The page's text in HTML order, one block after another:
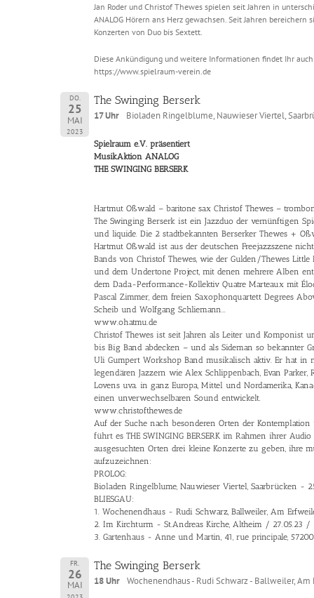
Jan Roder und Christof Thewes spielen seit Jahren in
ANALOG Hörern ans Herz gewachsen. Seit Jahren
Konzerten von Duo bis Sextett.
Diese Ankündigung und weitere Informationen findet Ihr
https://www.spielraum-verein.de
DO.
25
MAI
2023
The Swinging Berserk
17 Uhr Bioladen Ringelblume, Nauwieser Viertel,
Spielraum e.V. präsentiert
MusikAktion ANALOG
THE SWINGING BERSERK
Hartmut Oßwald – baritone sax Christof Thewes –
The Swinging Berserk ist ein Jazzduo der vernünftigen
und liquide. Die 2 stadtbekannten Berserker Thewes +
Hartmut Oßwald ist aus der deutschen Freejazzszene
Bands von Christof Thewes, wie der Gulden/Thewes
und dem Undertone Project, mit denen mehrere Alben
dem Dada-Performance-Kollektiv Quatre Marteaux mit
Pascal Zimmer, dem freien Saxophonquartett Degrees
Scheib und Wolfgang Schliemann...
www.ohatmu.de
Christof Thewes ist seit Jahren als Leiter und Komponist
bis Big Band abdecken – und als Sideman so bekannter
Uli Gumpert Workshop Band musikalisch aktiv. Er hat in
legendären Jazzern wie Alex Schlippenbach, Evan
Lovens uva. in ganz Europa, Mittel und Nordamerika,
einen unverwechselbaren Sound entwickelt.
www.christofthewes.de
Auf der Suche nach besonderen Orten der
führt es THE SWINGING BERSERK im Rahmen ihrer
ausgesuchten Orten drei kleine Konzerte zu geben, ihre
aufzuzeichnen:
PROLOG:
Bioladen Ringelblume, Nauwieser Viertel, Saarbrücken -
BLIESGAU:
1. Wochenendhaus - Rudi Schwarz, Ballweiler, Am
2. Im Kirchturm - St.Andreas Kirche, Altheim / 27.05.23 /
3. Gartenhaus - Anne und Martin, 41, rue principale,
FR.
26
MAI
The Swinging Berserk
18 Uhr Wochenendhaus - Rudi Schwarz - Ballweiler,